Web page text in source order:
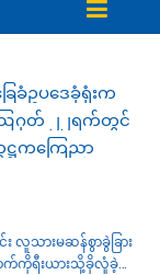
ဥပဒေခုံရုံးက
ပွဲ ဩဂုတ် ၂၂ရက်တွင်
ဌကကြေညာ
သားမဆန်စွာခွဲခြား
ာက်ကိုရီးယားသို့ခိုလှုံခဲ့